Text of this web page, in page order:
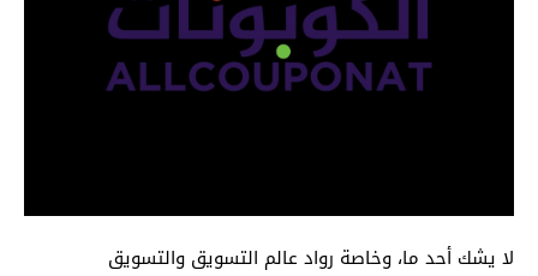
لا يشك أحد ما، وخاصة رواد عالم التسويق والتسويق